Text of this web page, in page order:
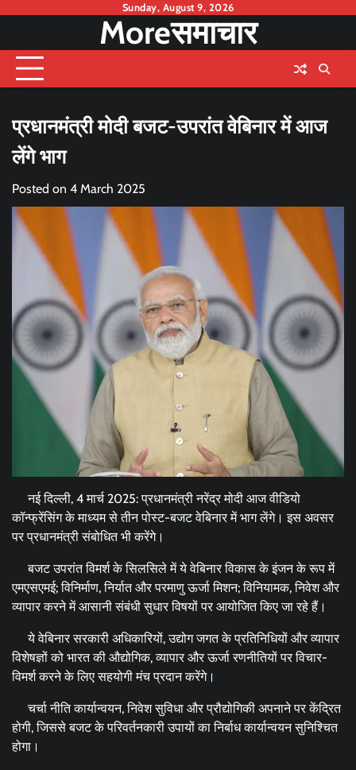
content
Sunday, August 9, 2026
Moreसमाचार
प्रधानमंत्री मोदी बजट-उपरांत वेबिनार में आज
लेंगे भाग
Posted on 4 March 2025
नई दिल्ली, 4 मार्च 2025: प्रधानमंत्री नरेंद्र मोदी आज वीडियो
कॉन्फ्रेंसिंग के माध्यम से तीन पोस्ट-बजट वेबिनार में भाग लेंगे। इस अवसर
पर प्रधानमंत्री संबोधित भी करेंगे।
बजट उपरांत विमर्श के सिलसिले में ये वेबिनार विकास के इंजन के रूप में
एमएसएमई; विनिर्माण, निर्यात और परमाणु ऊर्जा मिशन; विनियामक, निवेश और
व्यापार करने में आसानी संबंधी सुधार विषयों पर आयोजित किए जा रहे हैं।
ये वेबिनार सरकारी अधिकारियों, उद्योग जगत के प्रतिनिधियों और व्यापार
विशेषज्ञों को भारत की औद्योगिक, व्यापार और ऊर्जा रणनीतियों पर विचार-
विमर्श करने के लिए सहयोगी मंच प्रदान करेंगे।
चर्चा नीति कार्यान्वयन, निवेश सुविधा और प्रौद्योगिकी अपनाने पर केंद्रित
होगी, जिससे बजट के परिवर्तनकारी उपायों का निर्बाध कार्यान्वयन सुनिश्चित
होगा।